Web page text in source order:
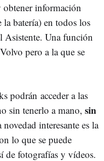
información
batería) en todos los
Asistente. Una función
pero a la que se
podrán acceder a las
sin tenerlo a mano, sin
novedad interesante es la
lo que se puede
de fotografías y vídeos.